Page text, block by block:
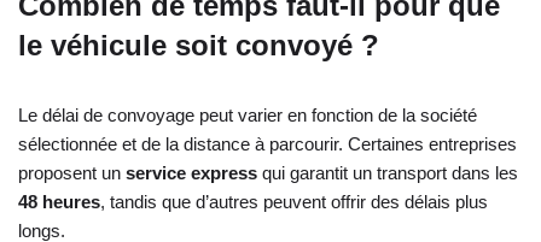
le véhicule soit convoyé ?
Le délai de convoyage peut varier en fonction de la société
sélectionnée et de la distance à parcourir. Certaines entreprises
proposent un service express qui garantit un transport dans les
48 heures, tandis que d’autres peuvent offrir des délais plus
longs.